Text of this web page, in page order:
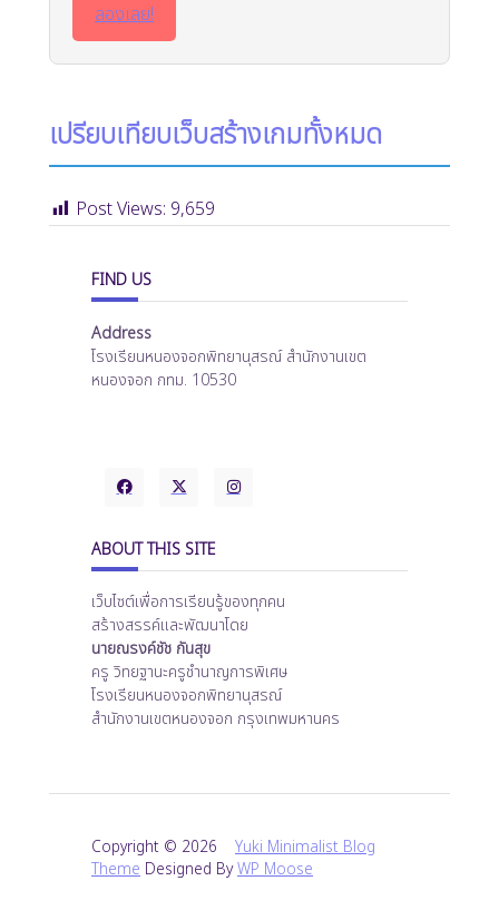
ลองเลย!
เปรียบเทียบเว็บสร้างเกมทั้งหมด
Post Views: 9,659
FIND US
Address
โรงเรียนหนองจอกพิทยานุสรณ์ สำนักงานเขต
หนองจอก กทม. 10530
ABOUT THIS SITE
เว็บไซต์เพื่อการเรียนรู้ของทุกคน
สร้างสรรค์และพัฒนาโดย
นายณรงค์ชัช กันสุข
ครู วิทยฐานะครูชำนาญการพิเศษ
โรงเรียนหนองจอกพิทยานุสรณ์
สำนักงานเขตหนองจอก กรุงเทพมหานคร
Copyright © 2026 Yuki Minimalist Blog
Theme Designed ByWP Moose